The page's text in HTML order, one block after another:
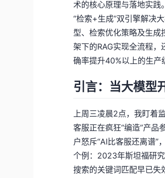
术的核心原理与落地实践
“检索+生成”双引擎解决
型、检索优化策略及生
架下的RAG实现全流程
确率提升40%以上的生产
引言：当大模型
上周三凌晨2点，我盯着
客服正在疯狂“编造”产
户怒斥“AI比客服还离谱”
个例：2023年斯坦福研
搜索的关键词匹配早已